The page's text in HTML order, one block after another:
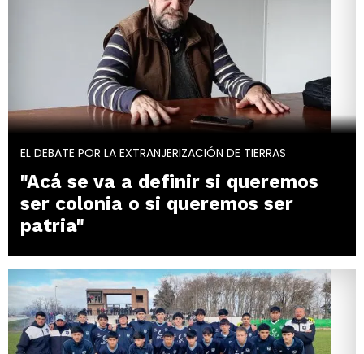
EL DEBATE POR LA EXTRANJERIZACIÓN DE TIERRAS
"Acá se va a definir si queremos
ser colonia o si queremos ser
patria"